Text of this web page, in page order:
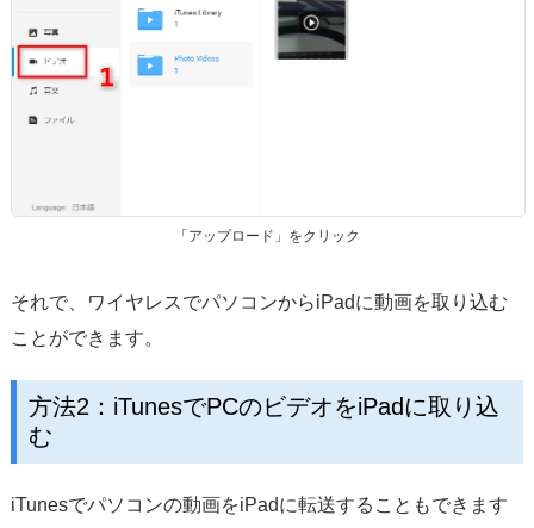
「アップロード」をクリック
それで、ワイヤレスでパソコンからiPadに動画を取り込む
ことができます。
方法2：iTunesでPCのビデオをiPadに取り込
む
iTunesでパソコンの動画をiPadに転送することもできます